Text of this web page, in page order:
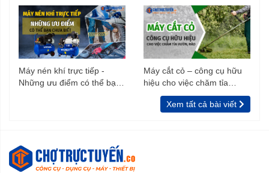
Máy nén khí trực tiếp -
Những ưu điểm có thể bạn
Máy cắt cỏ – công cụ hữu
hiệu cho việc chăm tỉa
vườn, rào
Xem tất cả bài viết